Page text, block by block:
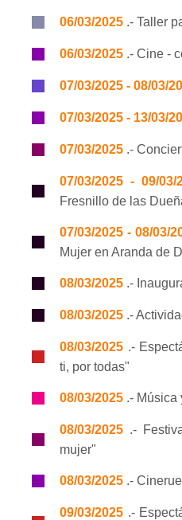
06/03/2025 .- Taller
06/03/2025 .- Cine -
07/03/2025 - 08/03/
07/03/2025 - 13/03/
07/03/2025 .-
07/03/2025 - 09/03/
Fresnillo de las
07/03/2025 - 08/03/
Mujer en Aranda de
08/03/2025 .-
08/03/2025 .-
08/03/2025 .-
ti, por todas"
08/03/2025 .- Música
08/03/2025 .-
mujer"
08/03/2025 .-
09/03/2025 .-